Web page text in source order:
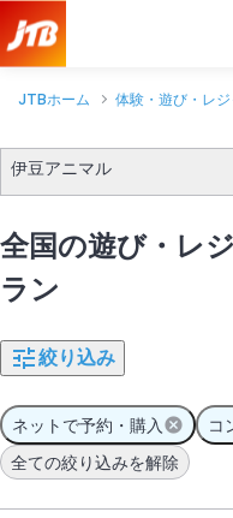
JTBホーム 体験・遊び・レ
伊豆アニマル
全国の遊び・レ
ラン
絞り込み
ネットで予約・購入
コ
全ての絞り込みを解除